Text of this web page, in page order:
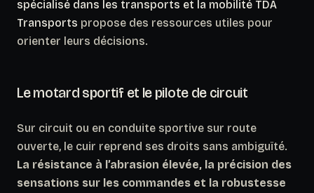
spécialisé dans les transports et la mobilité TDA
Transports propose des ressources utiles pour
orienter leurs décisions.
Le motard sportif et le pilote de circuit
Sur circuit ou en conduite sportive sur route
ouverte, le cuir reprend ses droits sans ambiguïté.
La résistance à l’abrasion élevée, la précision des
sensations sur les commandes et la robustesse